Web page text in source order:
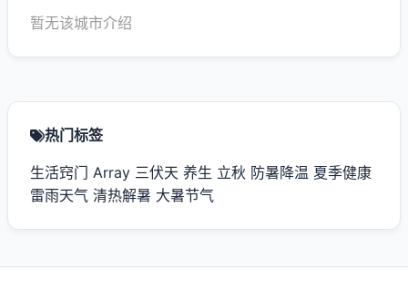
暂无该城市介绍
热门标签
生活窍门 Array 三伏天 养生 立秋 防暑降温 夏季健康
雷雨天气 清热解暑 大暑节气